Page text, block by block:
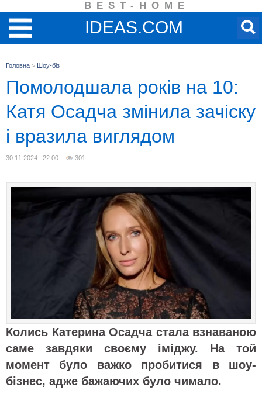
BEST-HOME
IDEAS.COM
Головна > Шоу-біз
Помолодшала років на 10:
Катя Осадча змінила зачіску
і вразила виглядом
30.11.2024 22:00 301
Колись Катерина Осадча стала взнаваною
саме завдяки своєму іміджу. На той
момент було важко пробитися в шоу-
бізнес, адже бажаючих було чимало.